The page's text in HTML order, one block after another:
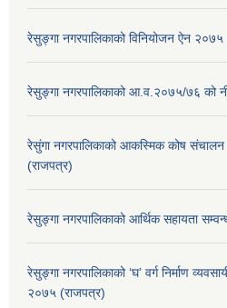
रेसुङ्गा नगरपालिकाको विनियोजन ऐन
रेसुङ्गा नगरपालिकाको आ.व.२०७५/७६ को
रेसुंगा नगरपालिकाको आकस्मिक कोष संचालन
(राजपत्र)
रेसुङ्गा नगरपालिकाको आर्थिक सहायता
रेसुङ्गा नगरपालिकाको ‘घ’ वर्ग निर्माण
२०७५ (राजपत्र)